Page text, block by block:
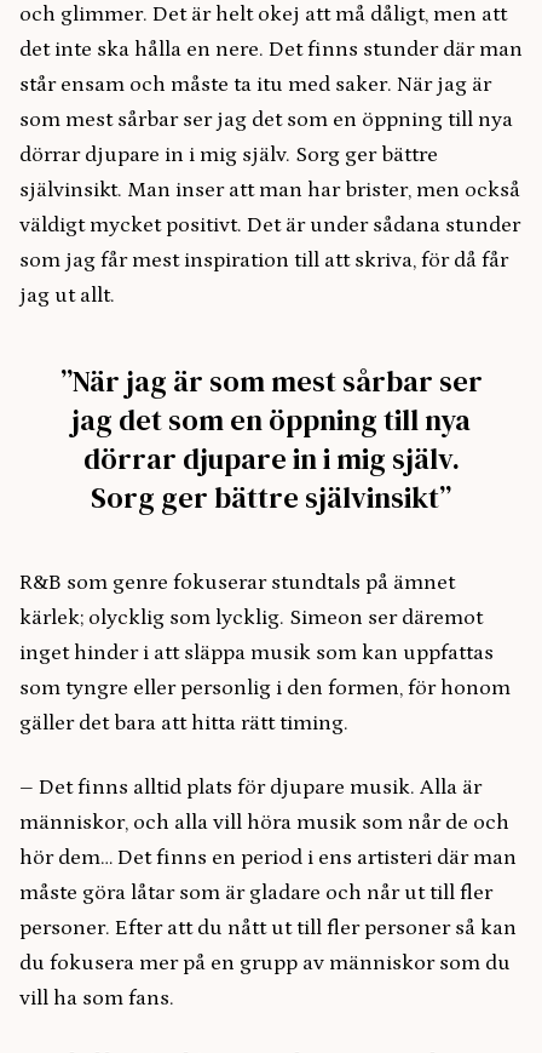
och glimmer. Det är helt okej att må dåligt, men att
det inte ska hålla en nere. Det finns stunder där man
står ensam och måste ta itu med saker. När jag är
som mest sårbar ser jag det som en öppning till nya
dörrar djupare in i mig själv. Sorg ger bättre
självinsikt. Man inser att man har brister, men också
väldigt mycket positivt. Det är under sådana stunder
som jag får mest inspiration till att skriva, för då får
jag ut allt.
”När jag är som mest sårbar ser
jag det som en öppning till nya
dörrar djupare in i mig själv.
Sorg ger bättre självinsikt”
R&B som genre fokuserar stundtals på ämnet
kärlek; olycklig som lycklig. Simeon ser däremot
inget hinder i att släppa musik som kan uppfattas
som tyngre eller personlig i den formen, för honom
gäller det bara att hitta rätt timing.
– Det finns alltid plats för djupare musik. Alla är
människor, och alla vill höra musik som når de och
hör dem… Det finns en period i ens artisteri där man
måste göra låtar som är gladare och når ut till fler
personer. Efter att du nått ut till fler personer så kan
du fokusera mer på en grupp av människor som du
vill ha som fans.